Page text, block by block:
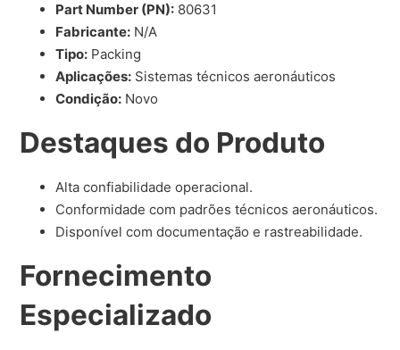
Part Number (PN): 80631
Fabricante: N/A
Tipo: Packing
Aplicações: Sistemas técnicos aeronáuticos
Condição: Novo
Destaques do Produto
Alta confiabilidade operacional.
Conformidade com padrões técnicos aeronáuticos.
Disponível com documentação e rastreabilidade.
Fornecimento
Especializado